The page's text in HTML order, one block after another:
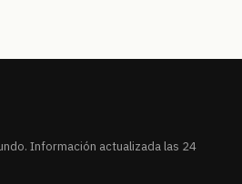
Información actualizada las 24